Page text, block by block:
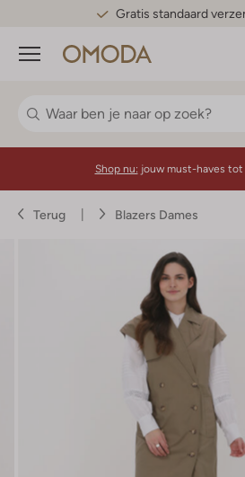
Gratis standaard
Menu
Shop nu: jouw must-haves tot
Terug Blazers Dames